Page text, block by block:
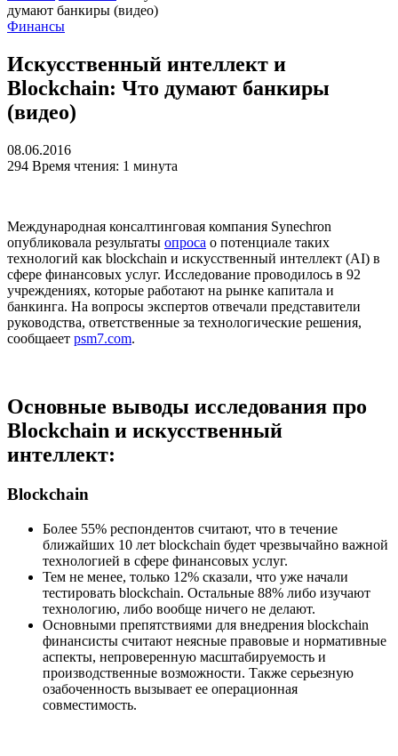
думают банкиры (видео)
Финансы
Искусственный интеллект и
Blockchain: Что думают банкиры
(видео)
08.06.2016
294 Время чтения: 1 минута
Международная консалтинговая компания Synechron
опубликовала результаты опроса о потенциале таких
технологий как blockchain и искусственный интеллект (AI) в
сфере финансовых услуг. Исследование проводилось в 92
учреждениях, которые работают на рынке капитала и
банкинга. На вопросы экспертов отвечали представители
руководства, ответственные за технологические решения,
сообщаеет psm7.com.
Основные выводы исследования про
Blockchain и искусственный
интеллект:
Blockchain
Более 55% респондентов считают, что в течение
ближайших 10 лет blockchain будет чрезвычайно важной
технологией в сфере финансовых услуг.
Тем не менее, только 12% сказали, что уже начали
тестировать blockchain. Остальные 88% либо изучают
технологию, либо вообще ничего не делают.
Основными препятствиями для внедрения blockchain
финансисты считают неясные правовые и нормативные
аспекты, непроверенную масштабируемость и
производственные возможности. Также серьезную
озабоченность вызывает ее операционная
совместимость.